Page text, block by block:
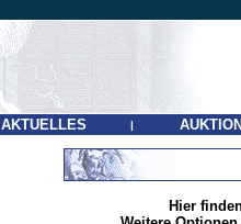
AKTUELLES |
Hier